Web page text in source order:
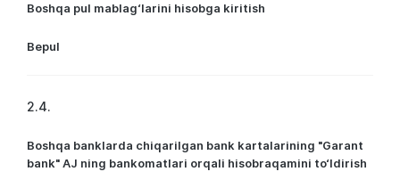
Boshqa pul mablag‘larini hisobga kiritish
Bepul
2.4.
Boshqa banklarda chiqarilgan bank kartalarining "Garant
bank" AJ ning bankomatlari orqali hisobraqamini to‘ldirish